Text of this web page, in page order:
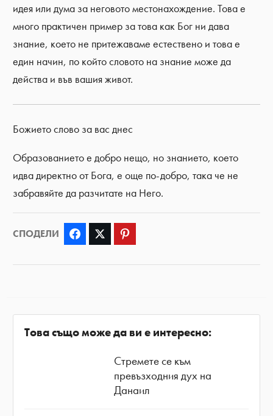
идея или дума за неговото местонахождение. Това е
много практичен пример за това как Бог ни дава
знание, което не притежаваме естествено и това е
един начин, по който словото на знание може да
действа и във вашия живот.
Божието слово за вас днес
Образованието е добро нещо, но знанието, което
идва директно от Бога, е още по-добро, така че не
забравяйте да разчитате на Него.
СПОДЕЛИ Facebook Twitter
Това също може да ви е интересно:
Стремете се към
превъзходния дух на
Данаил